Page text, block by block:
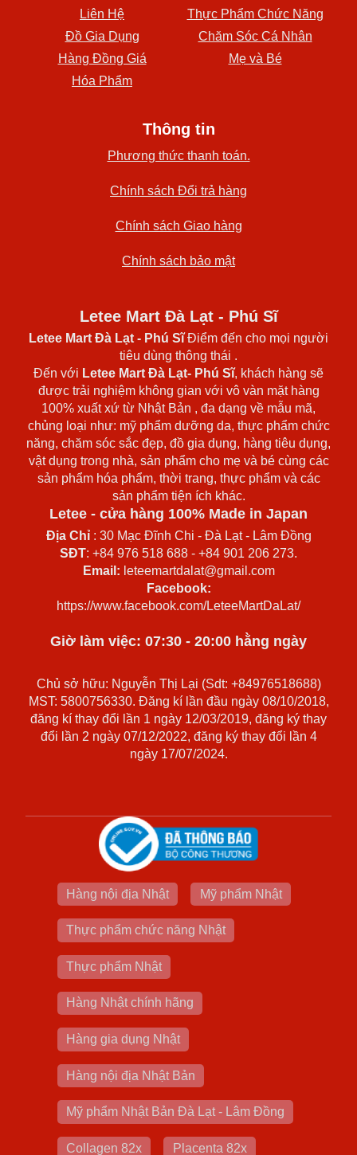
Liên Hệ
Thực Phẩm Chức Năng
Đồ Gia Dụng
Chăm Sóc Cá Nhân
Hàng Đồng Giá
Mẹ và Bé
Hóa Phẩm
Thông tin
Phương thức thanh toán.
Chính sách Đổi trả hàng
Chính sách Giao hàng
Chính sách bảo mật
Letee Mart Đà Lạt - Phú Sĩ
Letee Mart Đà Lạt - Phú SĩĐiểm đến cho mọi người
tiêu dùng thông thái .
Đến với Letee Mart Đà Lạt- Phú Sĩ, khách hàng sẽ
được trải nghiệm không gian với vô vàn mặt hàng
100% xuất xứ từ Nhật Bản , đa dạng về mẫu mã,
chủng loại như: mỹ phẩm dưỡng da, thực phẩm chức
năng, chăm sóc sắc đẹp, đồ gia dụng, hàng tiêu dụng,
vật dụng trong nhà, sản phẩm cho mẹ và bé cùng các
sản phẩm hóa phẩm, thời trang, thực phẩm và các
sản phẩm tiện ích khác.
Letee - cửa hàng 100% Made in Japan
Địa Chỉ: 30 Mạc Đĩnh Chi - Đà Lạt - Lâm Đồng
SĐT: +84 976 518 688 - +84 901 206 273.
Email: leteemartdalat@gmail.com
Facebook:
https://www.facebook.com/LeteeMartDaLat/
Giờ làm việc: 07:30 - 20:00 hằng ngày
Chủ sở hữu: Nguyễn Thị Lại (Sdt: +84976518688)
MST: 5800756330. Đăng kí lần đầu ngày 08/10/2018,
đăng kí thay đổi lần 1 ngày 12/03/2019, đăng ký thay
đổi lần 2 ngày 07/12/2022, đăng ký thay đổi lần 4
ngày 17/07/2024.
Hàng nội địa Nhật Mỹ phẩm Nhật
Thực phẩm chức năng Nhật
Thực phẩm Nhật
Hàng Nhật chính hãng
Hàng gia dụng Nhật
Hàng nội địa Nhật Bản
Mỹ phẩm Nhật Bản Đà Lạt - Lâm Đồng
Collagen 82x Placenta 82x